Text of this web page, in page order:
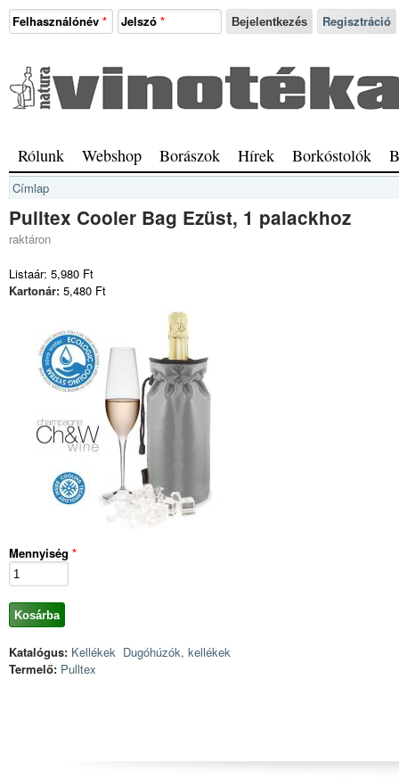
Ugrás a tartalomra
Felhasználónév * Jelszó * Regisztráció
Natura
Vinotéka
Főmenü
Rólunk Webshop Borászok Hírek Borkóstolók
Jelenlegi hely
Címlap
Pulltex Cooler Bag Ezüst, 1 palackhoz
raktáron
Listaár: 5,980 Ft
Kartonár: 5,480 Ft
Mennyiség *
Katalógus: Kellékek Dugóhúzók, kellékek
Termelő: Pulltex